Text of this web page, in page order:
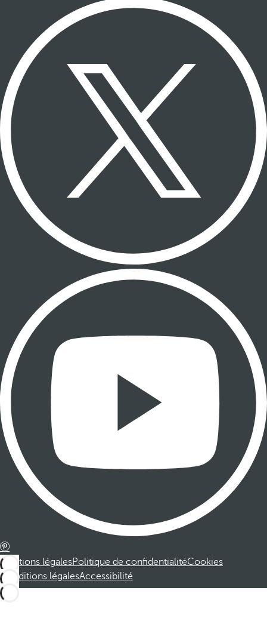
Mentions légalesPolitique de confidentialitéCookies
Conditions légalesAccessibilité